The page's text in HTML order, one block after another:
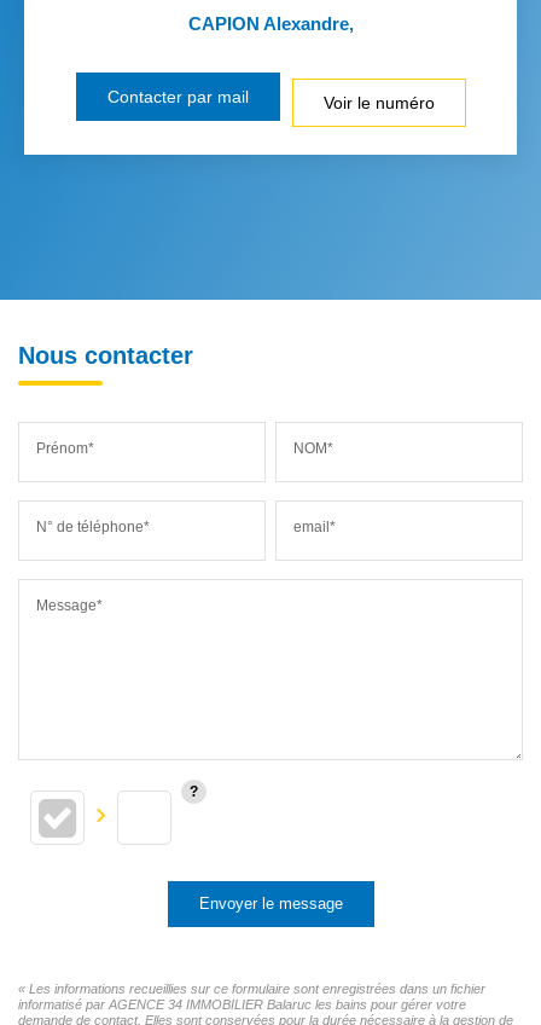
CAPION Alexandre,
Contacter par mail Voir le numéro
Nous contacter
Prénom* NOM*
N° de téléphone* email*
Message*
Envoyer le message
« Les informations recueillies sur ce formulaire sont enregistrées dans un fichier
informatisé par AGENCE 34 IMMOBILIER Balaruc les bains pour gérer votre
demande de contact. Elles sont conservées pour la durée nécessaire à la gestion de